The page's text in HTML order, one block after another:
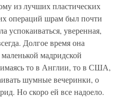
из лучших пластических
операций шрам был почти
успокаиваться, уверенная,
Долгое время она
мадридской
то в Англии, то в США,
шумные вечеринки, о
Но скоро ей все надоело.